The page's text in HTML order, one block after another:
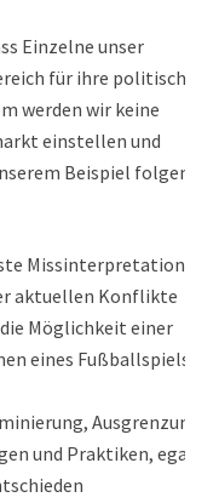
Einzelne unser
für ihre politische
werden wir keine
einstellen und
Beispiel folgen,
Missinterpretation
aktuellen Konflikte
Möglichkeit einer
eines Fußballspiels
Ausgrenzung
und Praktiken, egal